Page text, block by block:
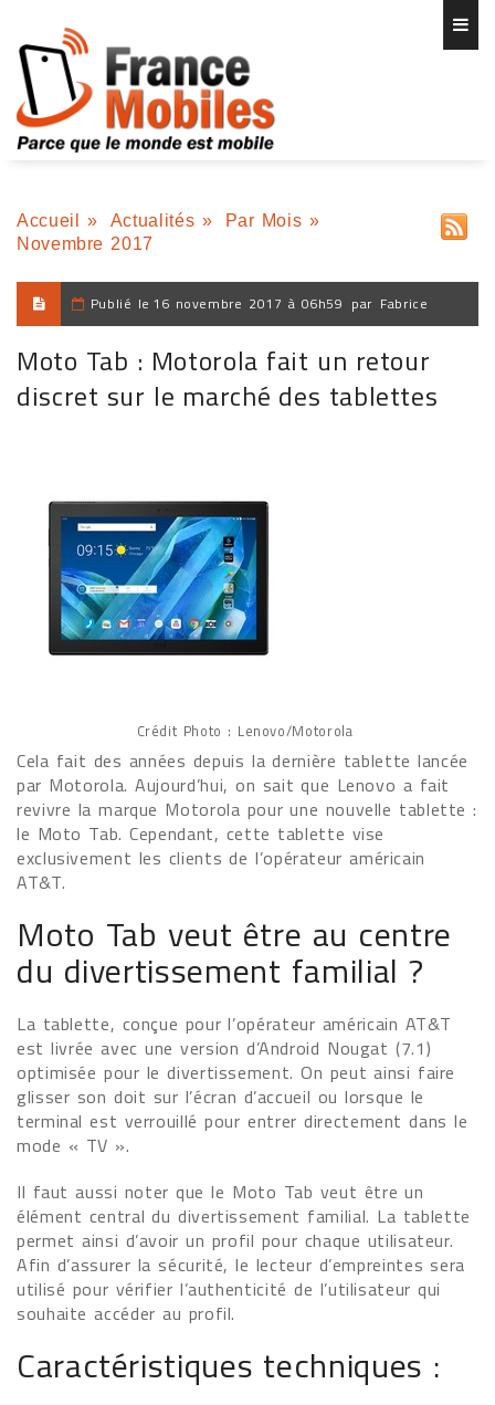
Accueil » Actualités » Par Mois »
Novembre 2017
Publié le 16 novembre 2017 à 06h59 par Fabrice
Moto Tab : Motorola fait un retour
discret sur le marché des tablettes
Crédit Photo : Lenovo/Motorola
Cela fait des années depuis la dernière tablette lancée
par Motorola. Aujourd’hui, on sait que Lenovo a fait
revivre la marque Motorola pour une nouvelle tablette :
le Moto Tab. Cependant, cette tablette vise
exclusivement les clients de l’opérateur américain
AT&T.
Moto Tab veut être au centre
du divertissement familial ?
La tablette, conçue pour l’opérateur américain AT&T
est livrée avec une version d’Android Nougat (7.1)
optimisée pour le divertissement. On peut ainsi faire
glisser son doit sur l’écran d’accueil ou lorsque le
terminal est verrouillé pour entrer directement dans le
mode « TV ».
Il faut aussi noter que le Moto Tab veut être un
élément central du divertissement familial. La tablette
permet ainsi d’avoir un profil pour chaque utilisateur.
Afin d’assurer la sécurité, le lecteur d’empreintes sera
utilisé pour vérifier l’authenticité de l’utilisateur qui
souhaite accéder au profil.
Caractéristiques techniques :